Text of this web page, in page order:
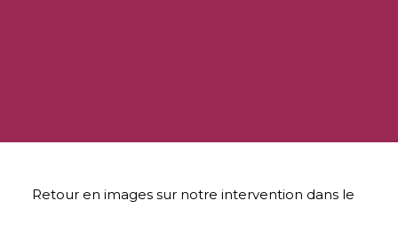
Retour en images sur notre intervention dans le